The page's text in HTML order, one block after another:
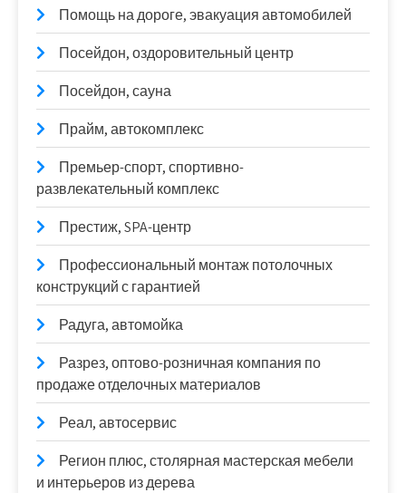
Помощь на дороге, эвакуация автомобилей
Посейдон, оздоровительный центр
Посейдон, сауна
Прайм, автокомплекс
Премьер-спорт, спортивно-
развлекательный комплекс
Престиж, SPA-центр
Профессиональный монтаж потолочных
конструкций с гарантией
Радуга, автомойка
Разрез, оптово-розничная компания по
продаже отделочных материалов
Реал, автосервис
Регион плюс, столярная мастерская мебели
и интерьеров из дерева